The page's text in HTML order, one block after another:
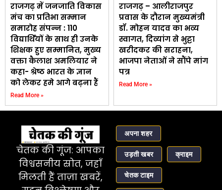
राजगढ़ में जनजाति विकास
मंच का प्रतिभा सम्मान
समारोह संपन्न : 110
विद्यार्थियों के साथ ही उनके
शिक्षक हुए सम्मानित, मुख्य
वक्ता कैलाश अमलियार ने
कहा- श्रेष्ठ भारत के ज्ञान
को लेकर हमे आगे बढ़ना हैं
Read More »
राजगढ़ – आलीराजपुर
प्रवास के दौरान मुख्यमंत्री
डॉ. मोहन यादव का भव्य
स्वागत, दिव्यांग से भुट्टा
खरीदकर की सराहना,
भाजपा नेताओं ने सौंपे मांग
पत्र
Read More »
चेतक की गूंज: आपका
विश्वसनीय स्रोत, जहाँ
मिलती हैं ताज़ा खबरें,
अपना शहर
उड़ती खबर क्राइम
चेतक टाइम